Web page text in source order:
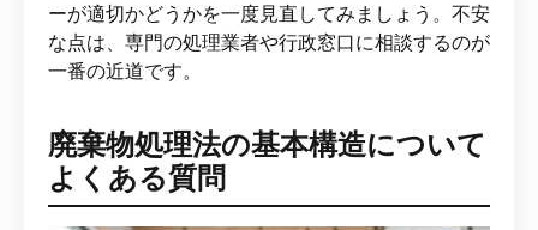
ーが適切かどうかを一度見直してみましょう。不安
な点は、専門の処理業者や行政窓口に相談するのが
一番の近道です。
廃棄物処理法の基本構造について
よくある質問